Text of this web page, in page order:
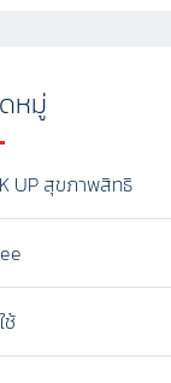
หมู่
UP สุขภาพสิทธิ
ช้